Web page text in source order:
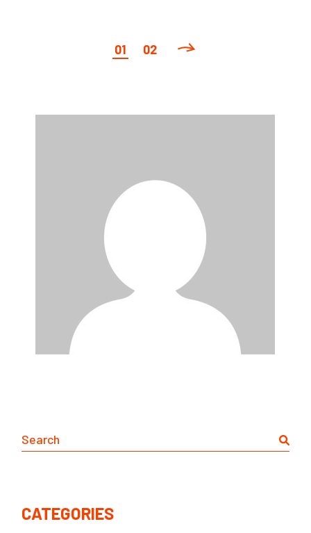
の
01 02
Search
CATEGORIES